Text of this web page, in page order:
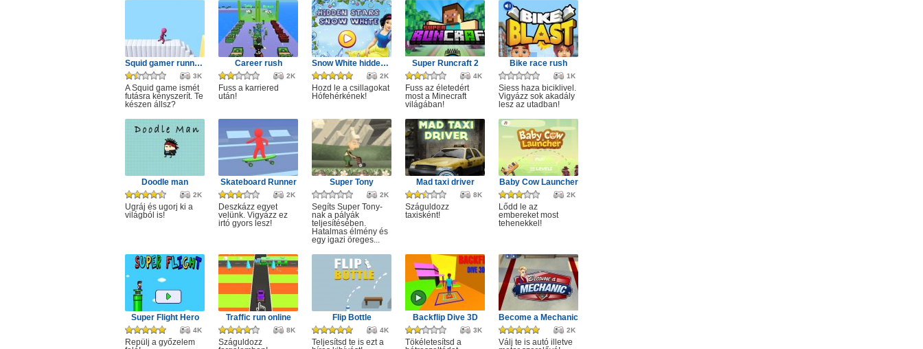
Squid gamer runner obstacle
3K
A Squid game ismét
futásra kényszerít. Te
készen állsz?
Career rush
2K
Fuss a karriered
után!
Snow White hidden stars
2K
Hozd le a csillagokat
Hófehérkének!
Super Runcraft 2
4K
Fuss az életedért
most a Minecraft
világában!
Bike race rush
1K
Siess haza biciklivel.
Vigyázz sok akadály
lesz az utadban!
Doodle man
2K
Ugráj és ugorj ki a
világból is!
Skateboard Runner
2K
Deszkázz egyet
velünk. Vigyázz ez
irtó gyors lesz!
Super Tony
2K
Segíts Super Tony-
nak a pályák
teljesítésében.
Hatalmas élmény és
egy igazi öreges...
Mad taxi driver
8K
Száguldozz
taxisként!
Baby Cow Launcher
2K
Lődd le az
embereket most
tehenekkel!
Super Flight Hero
4K
Repülj a győzelem
Traffic run online
8K
Száguldozz
Flip Bottle
4K
Teljesítsd te is ezt a
Backflip Dive 3D
3K
Tökéletesítsd a
Become a Mechanic
2K
Válj te is autó illetve